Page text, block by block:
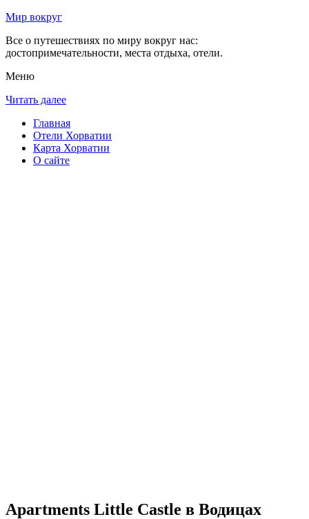
Мир вокруг
Все о путешествиях по миру вокруг нас:
достопримечательности, места отдыха, отели.
Меню
Читать далее
Главная
Отели Хорватии
Карта Хорватии
О сайте
Apartments Little Castle в Водицах